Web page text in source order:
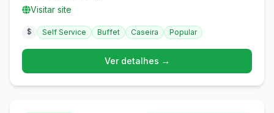
Visitar site
$ Self Service Buffet Caseira Popular
Ver detalhes →